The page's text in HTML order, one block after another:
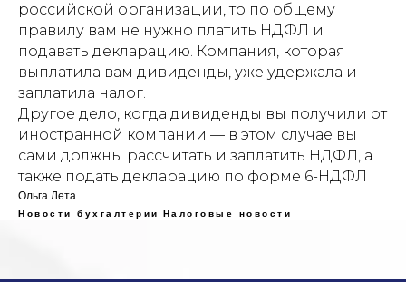
российской организации, то по общему
правилу вам не нужно платить НДФЛ и
подавать декларацию. Компания, которая
выплатила вам дивиденды, уже удержала и
заплатила налог.
Другое дело, когда дивиденды вы получили от
иностранной компании — в этом случае вы
сами должны рассчитать и заплатить НДФЛ, а
также подать декларацию по форме 6-НДФЛ .
Ольга Лета
Новости бухгалтерии Налоговые новости